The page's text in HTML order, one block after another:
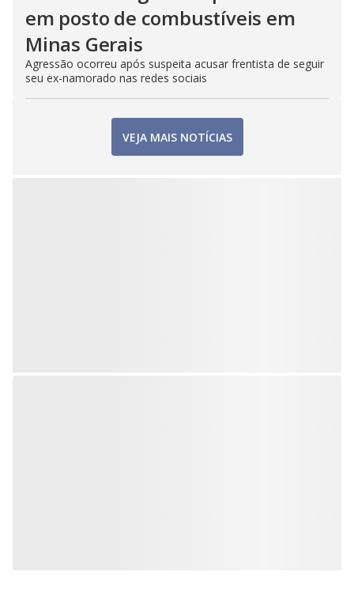
em posto de combustíveis em
Minas Gerais
Agressão ocorreu após suspeita acusar frentista de seguir
seu ex-namorado nas redes sociais
VEJA MAIS NOTÍCIAS